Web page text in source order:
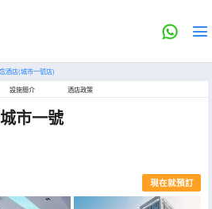
酒店(城市一號店)
設施簡介 酒店政策
市一號
現在就預訂